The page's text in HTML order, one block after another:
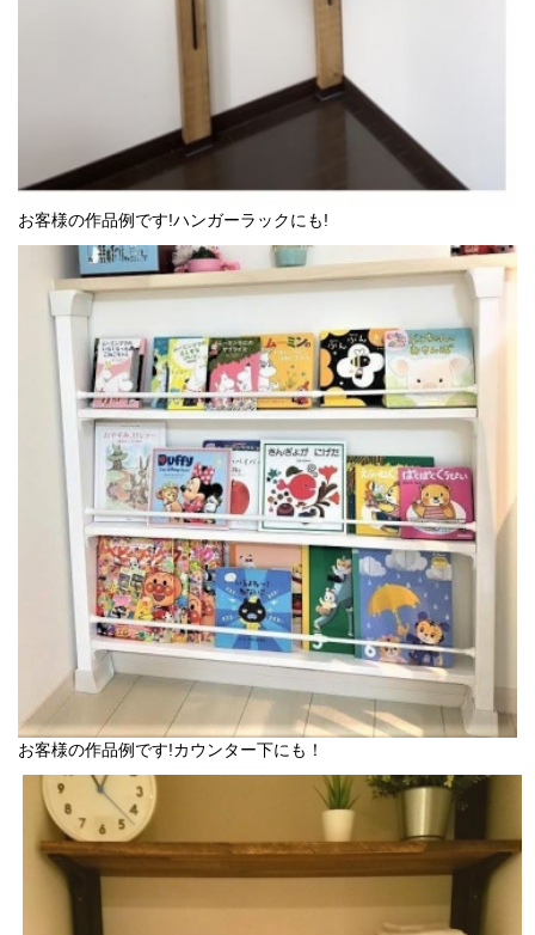
お客様の作品例です!ハンガーラックにも!
お客様の作品例です!カウンター下にも！